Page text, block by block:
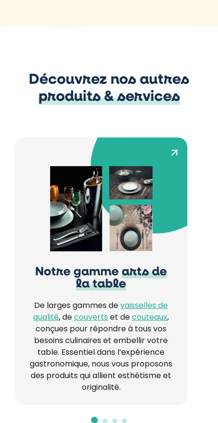
Découvrez nos autres
produits & services
Notre gamme arts de
la table
De larges gammes de vaisselles de
qualité, de couverts et de couteaux,
conçues pour répondre à tous vos
besoins culinaires et embellir votre
table. Essentiel dans l’expérience
gastronomique, nous vous proposons
des produits qui allient esthétisme et
originalité.